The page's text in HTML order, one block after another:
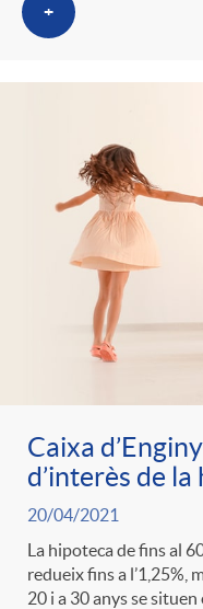
+
Caixa
d’interès de
20/04/2021
La hipoteca de fins al
redueix fins a l’1,25%,
20 i a 30 anys se